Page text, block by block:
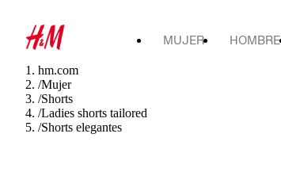
MUJER HOMBRE
hm.com
/Mujer
/Shorts
/Ladies shorts tailored
/Shorts elegantes